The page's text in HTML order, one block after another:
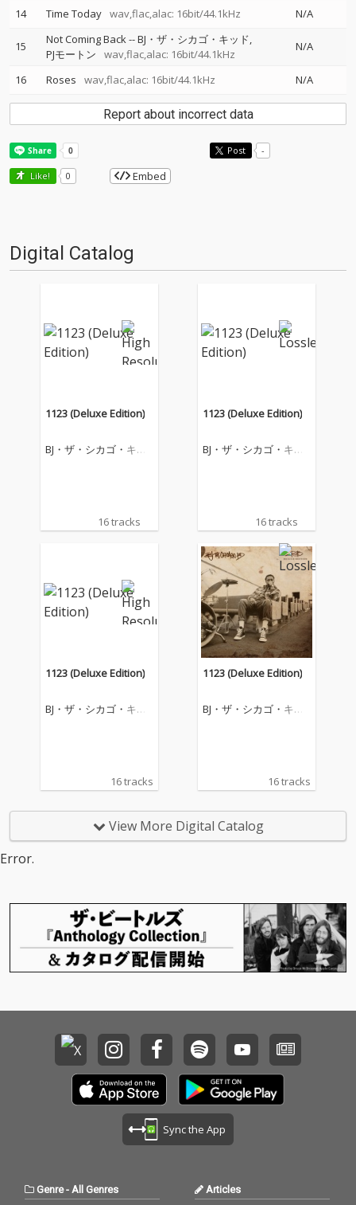
14 Time Today wav,flac,alac: 16bit/44.1kHz N/A
15 Not Coming Back--BJ・ザ・シカゴ・キッド
PJモートン
wav,flac,alac: 16bit/44.1kHz
N/A
16 Roses wav,flac,alac: 16bit/44.1kHz N/A
Report about incorrect data
Post -
Like! 0 Embed
Digital Catalog
1123 (Deluxe Edition)
BJ・ザ・シカゴ・キッ
16 tracks
1123 (Deluxe Edition)
BJ・ザ・シカゴ・キッ
16 tracks
1123 (Deluxe Edition)
BJ・ザ・シカゴ・キッ
16 tracks
1123 (Deluxe Edition)
BJ・ザ・シカゴ・キッ
16 tracks
View More Digital Catalog
Error.
Sync the App
Genre- All Genres Articles